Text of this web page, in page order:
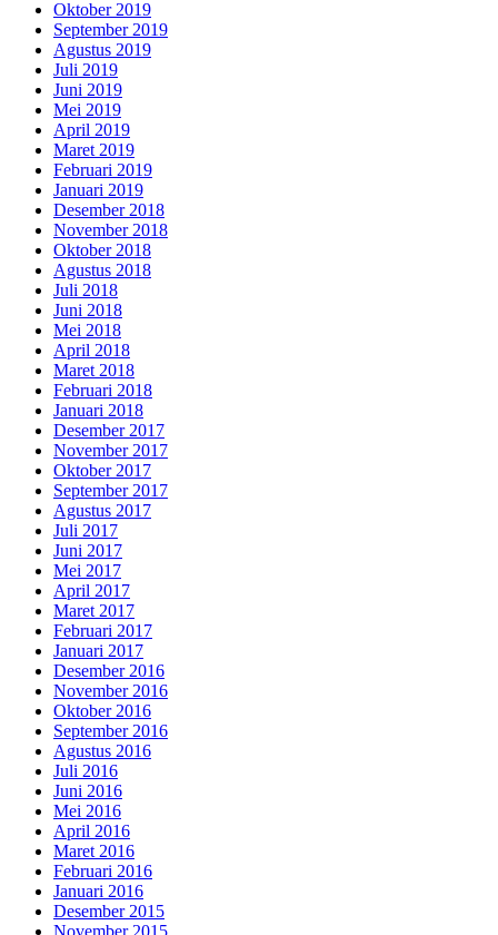
Oktober 2019
September 2019
Agustus 2019
Juli 2019
Juni 2019
Mei 2019
April 2019
Maret 2019
Februari 2019
Januari 2019
Desember 2018
November 2018
Oktober 2018
Agustus 2018
Juli 2018
Juni 2018
Mei 2018
April 2018
Maret 2018
Februari 2018
Januari 2018
Desember 2017
November 2017
Oktober 2017
September 2017
Agustus 2017
Juli 2017
Juni 2017
Mei 2017
April 2017
Maret 2017
Februari 2017
Januari 2017
Desember 2016
November 2016
Oktober 2016
September 2016
Agustus 2016
Juli 2016
Juni 2016
Mei 2016
April 2016
Maret 2016
Februari 2016
Januari 2016
Desember 2015
November 2015